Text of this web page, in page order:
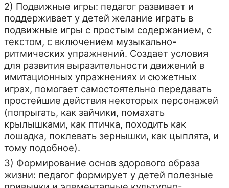
2) Подвижные игры: педагог развивает и
поддерживает у детей желание играть в
подвижные игры с простым содержанием, с
текстом, с включением музыкально-
ритмических упражнений. Создает условия
для развития выразительности движений в
имитационных упражнениях и сюжетных
играх, помогает самостоятельно передавать
простейшие действия некоторых персонажей
(попрыгать, как зайчики, помахать
крылышками, как птичка, походить как
лошадка, поклевать зернышки, как цыплята, и
тому подобное).
3) Формирование основ здорового образа
жизни: педагог формирует у детей полезные